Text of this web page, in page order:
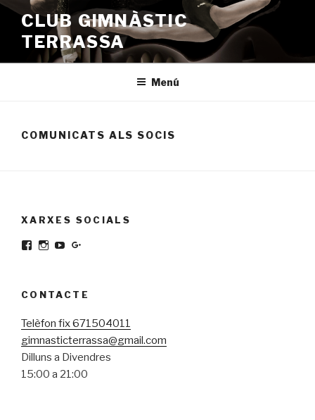
Vés
contingut
CLUB GIMNÀSTIC
TERRASSA
Menú
COMUNICATS ALS SOCIS
XARXES SOCIALS
Facebook
InstagramYouTube
CONTACTE
Telèfon fix 671504011
gimnasticterrassa@gmail.com
Dilluns a Divendres
15:00 a 21:00